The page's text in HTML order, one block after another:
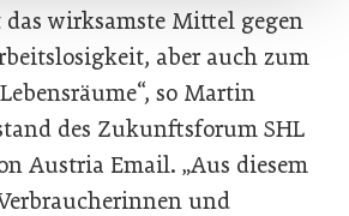
wirksamste Mittel gegen
aber auch zum
so Martin
des Zukunftsforum SHL
Austria Email. „Aus diesem
und